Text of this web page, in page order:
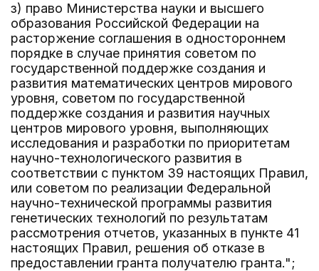
з) право Министерства науки и высшего
образования Российской Федерации на
расторжение соглашения в одностороннем
порядке в случае принятия советом по
государственной поддержке создания и
развития математических центров мирового
уровня, советом по государственной
поддержке создания и развития научных
центров мирового уровня, выполняющих
исследования и разработки по приоритетам
научно-технологического развития в
соответствии с пунктом 39 настоящих Правил,
или советом по реализации Федеральной
научно-технической программы развития
генетических технологий по результатам
рассмотрения отчетов, указанных в пункте 41
настоящих Правил, решения об отказе в
предоставлении гранта получателю гранта.";